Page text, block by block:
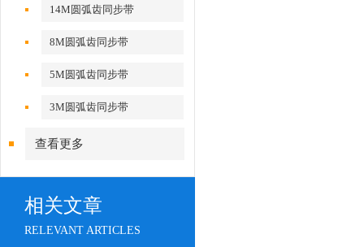
14M圆弧齿同步带
8M圆弧齿同步带
5M圆弧齿同步带
3M圆弧齿同步带
查看更多
相关文章
RELEVANT ARTICLES